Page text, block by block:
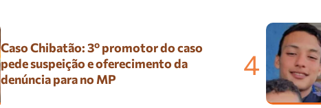
Caso Chibatão: 3º promotor do caso
pede suspeição e oferecimento da
denúncia para no MP
4